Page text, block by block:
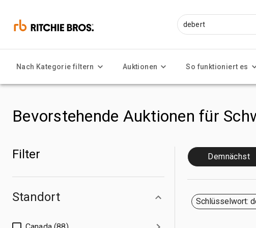
Nach Kategorie filtern Auktionen So funktioniert es
Bevorstehende Auktionen für
Filter
Standort
Demnächst
Schlüsselwort: